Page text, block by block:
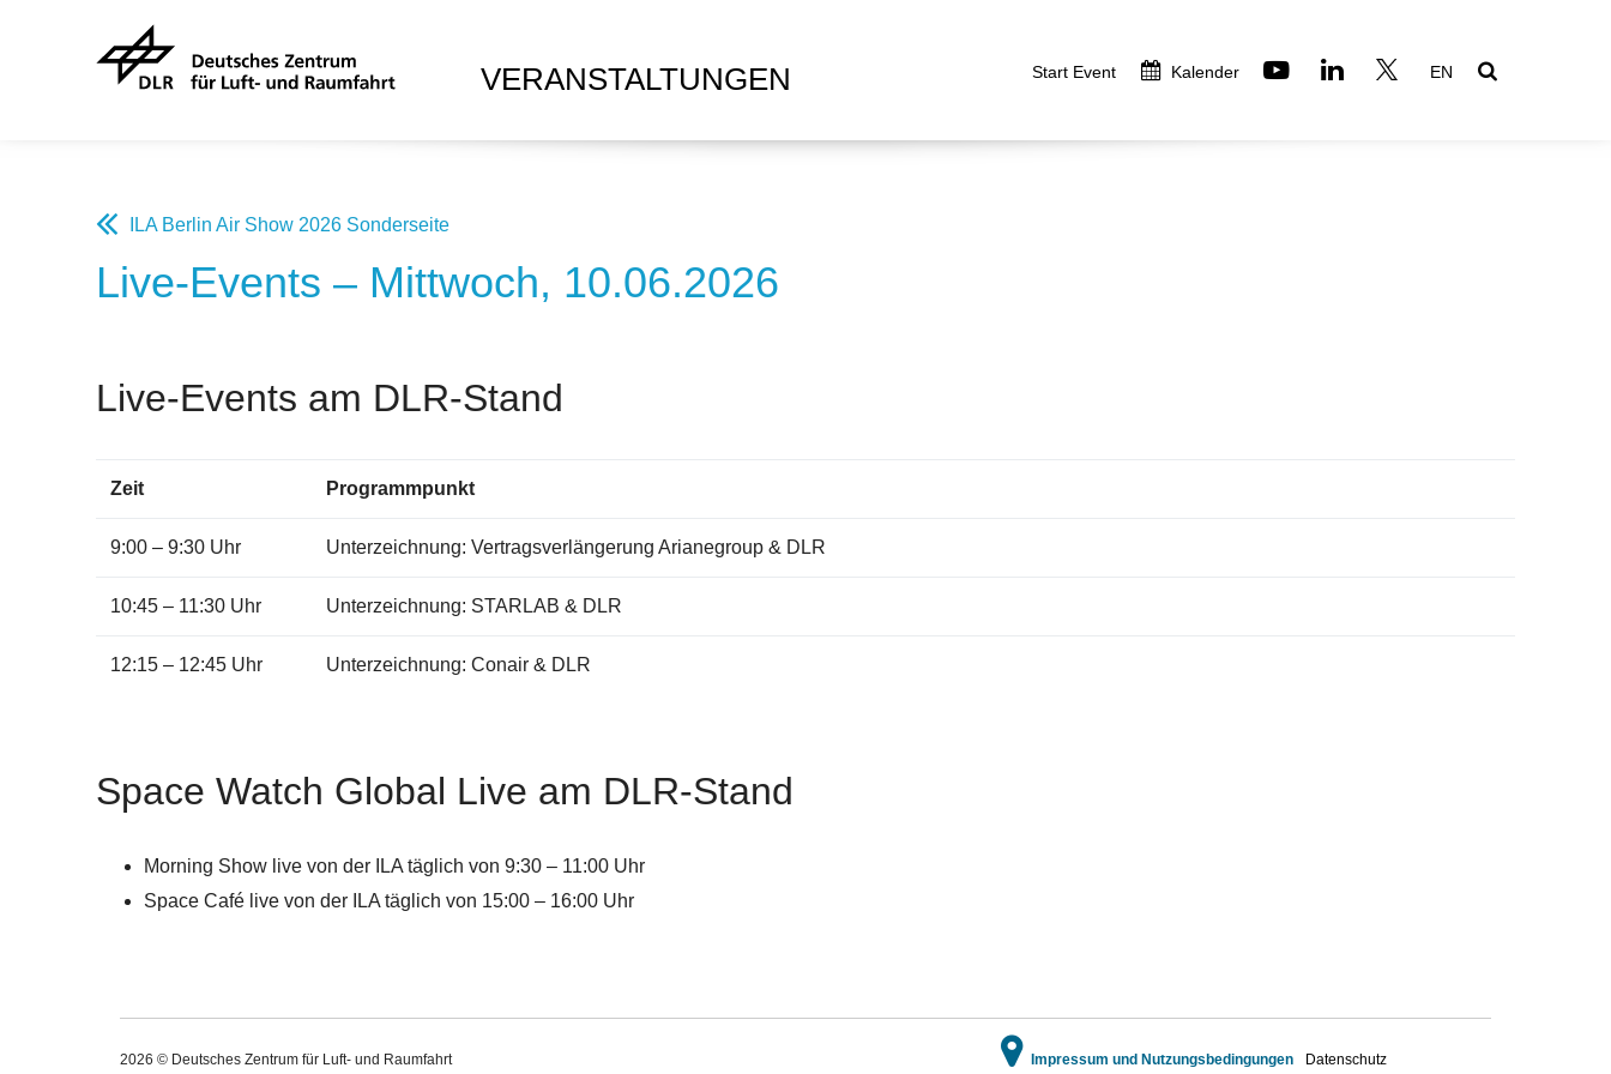
VERANSTALTUNGEN Start Event Kalender EN
ILA Berlin Air Show 2026 Sonderseite
Live-Events – Mittwoch, 10.06.2026
Live-Events am DLR-Stand
Zeit Programmpunkt
9:00 – 9:30 Uhr Unterzeichnung: Vertragsverlängerung Arianegroup & DLR
10:45 – 11:30 Uhr Unterzeichnung: STARLAB & DLR
12:15 – 12:45 Uhr Unterzeichnung: Conair & DLR
Space Watch Global Live am DLR-Stand
Morning Show live von der ILA täglich von 9:30 – 11:00 Uhr
Space Café live von der ILA täglich von 15:00 – 16:00 Uhr
2026 © Deutsches Zentrum für Luft- und Raumfahrt Impressum und Nutzungsbedingungen Datenschutz